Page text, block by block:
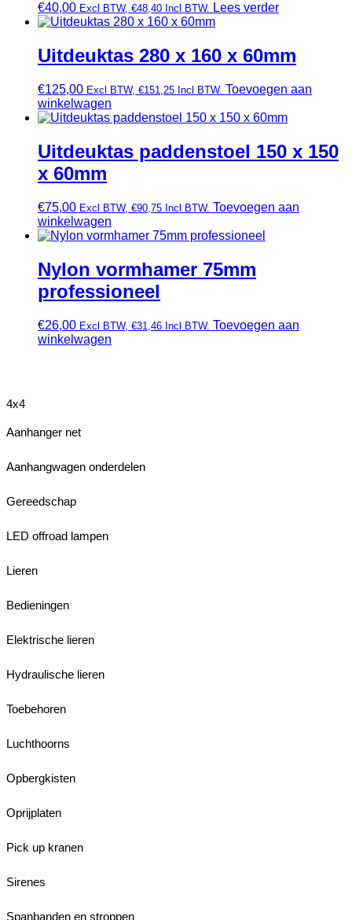
€40,00 Excl BTW, €48,40 Incl BTW. Lees verder
Uitdeuktas 280 x 160 x 60mm
€125,00 Excl BTW, €151,25 Incl BTW. Toevoegen aan
winkelwagen
Uitdeuktas paddenstoel 150 x 150
x 60mm
€75,00 Excl BTW, €90,75 Incl BTW. Toevoegen aan
winkelwagen
Nylon vormhamer 75mm
professioneel
€26,00 Excl BTW, €31,46 Incl BTW. Toevoegen aan
winkelwagen
4x4
Aanhanger net
Aanhangwagen onderdelen
Gereedschap
LED offroad lampen
Lieren
Bedieningen
Elektrische lieren
Hydraulische lieren
Toebehoren
Luchthoorns
Opbergkisten
Oprijplaten
Pick up kranen
Sirenes
Spanbanden en stroppen